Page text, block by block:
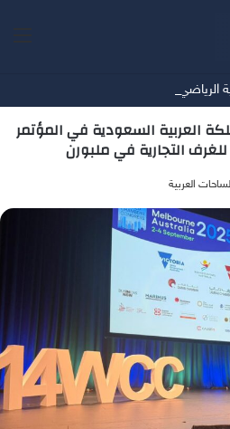
الرياضي.. مقرًا جديدًا للفريق الأول
العربية السعودية في المؤتمر
التجارية في ملبورن
العربية